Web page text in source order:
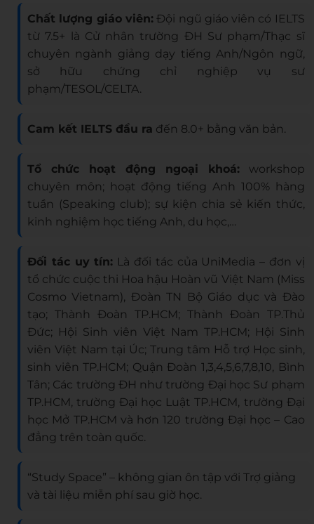
Chất lượng giáo viên:Đội ngũ giáo viên có IELTS
từ 7.5+ là Cử nhân trường ĐH Sư phạm/Thạc sĩ
chuyên ngành giảng dạy tiếng Anh/Ngôn ngữ,
sở hữu chứng chỉ nghiệp vụ sư
phạm/TESOL/CELTA.
Cam kết IELTS đầu ra đến 8.0+ bằng văn bản.
Tổ chức hoạt động ngoại khoá:workshop
chuyên môn; hoạt động tiếng Anh 100% hàng
tuần (Speaking club); sự kiện chia sẻ kiến thức,
kinh nghiệm học tiếng Anh, du học,…
Đối tác uy tín: Là đối tác của UniMedia – đơn vị
tổ chức cuộc thi Hoa hậu Hoàn vũ Việt Nam (Miss
Cosmo Vietnam), Đoàn TN Bộ Giáo dục và Đào
tạo; Thành Đoàn TP.HCM; Thành Đoàn TP.Thủ
Đức; Hội Sinh viên Việt Nam TP.HCM; Hội Sinh
viên Việt Nam tại Úc; Trung tâm Hỗ trợ Học sinh,
sinh viên TP.HCM; Quận Đoàn 1,3,4,5,6,7,8,10, Bình
Tân; Các trường ĐH như trường Đại học Sư phạm
TP.HCM, trường Đại học Luật TP.HCM, trường Đại
học Mở TP.HCM và hơn 120 trường Đại học – Cao
đẳng trên toàn quốc.
“Study Space” – không gian ôn tập với Trợ giảng
và tài liệu miễn phí sau giờ học.